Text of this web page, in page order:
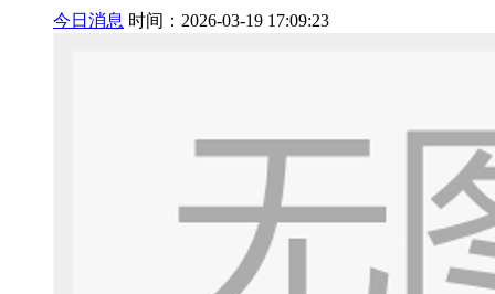
今日消息 时间：2026-03-19 17:09:23